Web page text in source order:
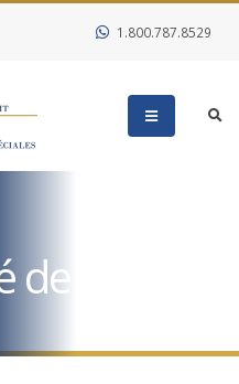
1.800.787.8529
presse